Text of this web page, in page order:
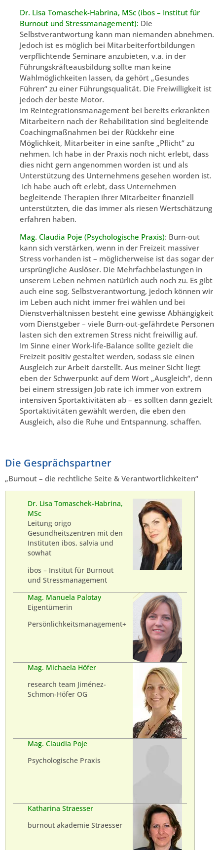
Dr. Lisa Tomaschek-Habrina, MSc (ibos – Institut für
Burnout und Stressmanagement): Die
Selbstverantwortung kann man niemanden abnehmen.
Jedoch ist es möglich bei Mitarbeiterfortbildungen
verpflichtende Seminare anzubieten, v.a. in der
Führungskräfteausbildung sollte man keine
Wahlmöglichkeiten lassen, da gehört „Gesundes
Führen“ zu einer Führungsqualität. Die Freiwilligkeit ist
jedoch der beste Motor.
Im Reintegrationsmanagement bei bereits erkrankten
Mitarbeitern nach der Rehabilitation sind begleitende
Coachingmaßnahmen bei der Rückkehr eine
Möglichkeit, Mitarbeiter in eine sanfte „Pflicht“ zu
nehmen. Ich habe in der Praxis noch nicht erlebt, dass
dies nicht gern angenommen worden ist und als
Unterstützung des Unternehmens gesehen worden ist.
Ich habe auch oft erlebt, dass Unternehmen
begleitende Therapien ihrer Mitarbeiter finanziell
unterstützten, die das immer als riesen Wertschätzung
erfahren haben.
Mag. Claudia Poje (Psychologische Praxis): Burn-out
kann sich verstärken, wenn in der Freizeit massiver
Stress vorhanden ist – möglicherweise ist das sogar der
ursprüngliche Auslöser. Die Mehrfachbelastungen in
unserem Leben nehmen natürlich auch noch zu. Es gibt
auch eine sog. Selbstverantwortung, jedoch können wir
im Leben auch nicht immer frei wählen und bei
Dienstverhältnissen besteht eine gewisse Abhängigkeit
vom Dienstgeber – viele Burn-out-gefährdete Personen
lasten sich den extremen Stress nicht freiwillig auf.
Im Sinne einer Work-life-Balance sollte gezielt die
Freizeit positiv gestaltet werden, sodass sie einen
Ausgleich zur Arbeit darstellt. Aus meiner Sicht liegt
eben der Schwerpunkt auf dem Wort „Ausgleich“, denn
bei einem stressigen Job rate ich immer von extrem
intensiven Sportaktivitäten ab – es sollten dann gezielt
Sportaktivitäten gewählt werden, die eben den
Ausgleich, also die Ruhe und Entspannung, schaffen.
Die Gesprächspartner
„Burnout – die rechtliche Seite & Verantwortlichkeiten“
Dr. Lisa Tomaschek-Habrina,
MSc
Leitung origo
Gesundheitszentren mit den
Instituten ibos, salvia und
sowhat
ibos – Institut für Burnout
und Stressmanagement
Mag. Manuela Palotay
Eigentümerin
Persönlichkeitsmanagement+
Mag. Michaela Höfer
research team Jiménez-
Schmon-Höfer OG
Mag. Claudia Poje
Psychologische Praxis
Katharina Straesser
burnout akademie Straesser